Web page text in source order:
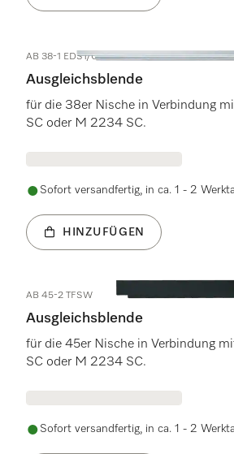
AB 38-1 EDST/CLST
Ausgleichsblende
für die 38er Nische in Verbindung
SC oder M 2234 SC.
Sofort versandfertig, in ca. 1 - 2
HINZUFÜGEN
AB 45-2 TFSW
Ausgleichsblende
für die 45er Nische in Verbindung
SC oder M 2234 SC.
Sofort versandfertig, in ca. 1 - 2